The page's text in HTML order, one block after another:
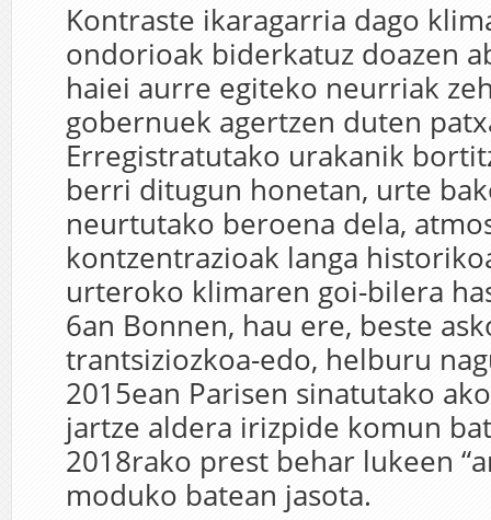
Kontraste ikaragarria dago
ondorioak biderkatuz doazen
haiei aurre egiteko neurriak
gobernuek agertzen duten
Erregistratutako urakanik
berri ditugun honetan, urte
neurtutako beroena dela,
kontzentrazioak langa
urteroko klimaren goi-bilera
6an Bonnen, hau ere, beste
trantsiziozkoa-edo, helburu
2015ean Parisen sinatutako
jartze aldera irizpide komun
2018rako prest behar lukeen
moduko batean jasota.